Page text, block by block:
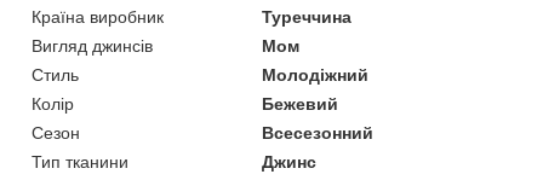
Країна виробник
Туреччина
Вигляд джинсів
Мом
Стиль
Молодіжний
Колір
Бежевий
Сезон
Всесезонний
Тип тканини
Джинс